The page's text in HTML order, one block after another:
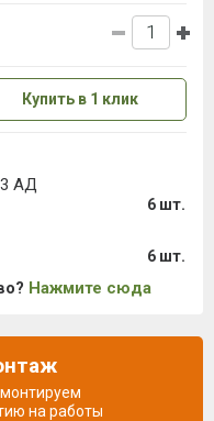
Купить в 1 клик
АД
6 шт.
6 шт.
Нажмите сюда
на работы